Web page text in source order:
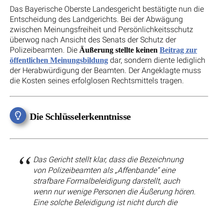
Das Bayerische Oberste Landesgericht bestätigte nun die
Entscheidung des Landgerichts. Bei der Abwägung
zwischen Meinungsfreiheit und Persönlichkeitsschutz
überwog nach Ansicht des Senats der Schutz der
Polizeibeamten. Die Äußerung stellte keinen Beitrag zur
öffentlichen Meinungsbildung dar, sondern diente lediglich
der Herabwürdigung der Beamten. Der Angeklagte muss
die Kosten seines erfolglosen Rechtsmittels tragen.
Die Schlüsselerkenntnisse
Das Gericht stellt klar, dass die Bezeichnung
von Polizeibeamten als „Affenbande“ eine
strafbare Formalbeleidigung darstellt, auch
wenn nur wenige Personen die Äußerung hören.
Eine solche Beleidigung ist nicht durch die